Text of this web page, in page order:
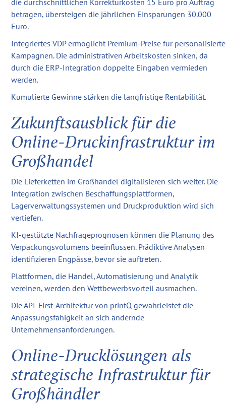
betragen, übersteigen die jährlichen Einsparungen 30.000
Euro.
Integriertes VDP ermöglicht Premium-Preise für personalisierte
Kampagnen. Die administrativen Arbeitskosten sinken, da
durch die ERP-Integration doppelte Eingaben vermieden
werden.
Kumulierte Gewinne stärken die langfristige Rentabilität.
Zukunftsausblick für die
Online-Druckinfrastruktur im
Großhandel
Die Lieferketten im Großhandel digitalisieren sich weiter. Die
Integration zwischen Beschaffungsplattformen,
Lagerverwaltungssystemen und Druckproduktion wird sich
vertiefen.
KI-gestützte Nachfrageprognosen können die Planung des
Verpackungsvolumens beeinflussen. Prädiktive Analysen
identifizieren Engpässe, bevor sie auftreten.
Plattformen, die Handel, Automatisierung und Analytik
vereinen, werden den Wettbewerbsvorteil ausmachen.
Die API-First-Architektur von printQ gewährleistet die
Anpassungsfähigkeit an sich ändernde
Unternehmensanforderungen.
Online-Drucklösungen als
strategische Infrastruktur für
Großhändler